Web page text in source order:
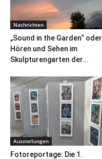
Nachrichten
„Sound in the Garden“ oder
Hören und Sehen im
Skulpturengarten der...
Ausstellungen
Fotoreportage: Die 1.